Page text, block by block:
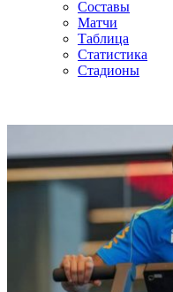
Составы
Матчи
Таблица
Статистика
Стадионы